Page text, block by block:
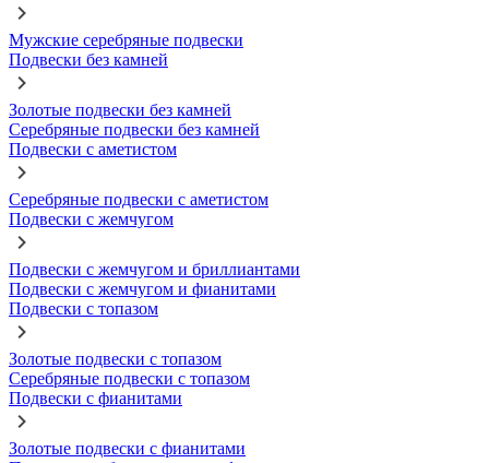
Мужские серебряные подвески
Подвески без камней
Золотые подвески без камней
Серебряные подвески без камней
Подвески с аметистом
Серебряные подвески с аметистом
Подвески с жемчугом
Подвески с жемчугом и бриллиантами
Подвески с жемчугом и фианитами
Подвески с топазом
Золотые подвески с топазом
Серебряные подвески с топазом
Подвески с фианитами
Золотые подвески с фианитами